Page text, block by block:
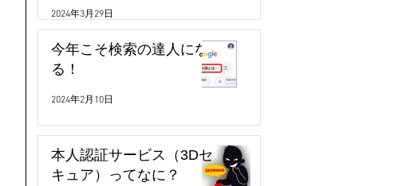
2024年3月29日
今年こそ検索の達人にな
る！
2024年2月10日
本人認証サービス（3Dセ
キュア）ってなに？